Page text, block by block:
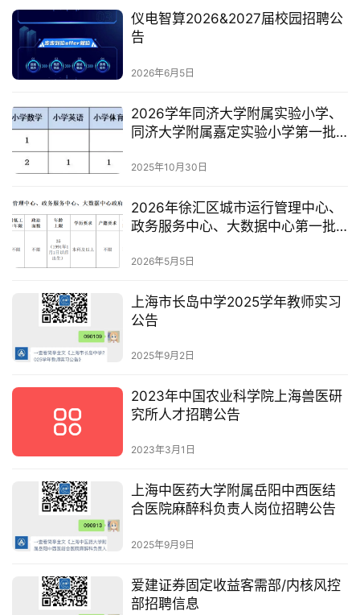
仪电智算2026&2027届校园招聘公
告
2026年6月5日
2026学年同济大学附属实验小学、
同济大学附属嘉定实验小学第一批
2025年10月30日
2026年徐汇区城市运行管理中心、
政务服务中心、大数据中心第一批
2026年5月5日
上海市长岛中学2025学年教师实习
公告
2025年9月2日
2023年中国农业科学院上海兽医研
究所人才招聘公告
2023年3月1日
上海中医药大学附属岳阳中西医结
合医院麻醉科负责人岗位招聘公告
2025年9月9日
爱建证券固定收益客需部/内核风控
部招聘信息